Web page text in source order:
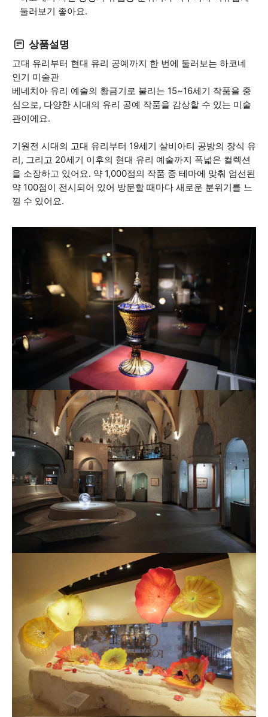
둘러보기 좋아요.
상품설명
고대 유리부터 현대 유리 공예까지 한 번에 둘러보는 하코네
인기 미술관
베네치아 유리 예술의 황금기로 불리는 15~16세기 작품을 중
심으로, 다양한 시대의 유리 공예 작품을 감상할 수 있는 미술
관이에요.
기원전 시대의 고대 유리부터 19세기 살비아티 공방의 장식 유
리, 그리고 20세기 이후의 현대 유리 예술까지 폭넓은 컬렉션
을 소장하고 있어요. 약 1,000점의 작품 중 테마에 맞춰 엄선된
약 100점이 전시되어 있어 방문할 때마다 새로운 분위기를 느
낄 수 있어요.